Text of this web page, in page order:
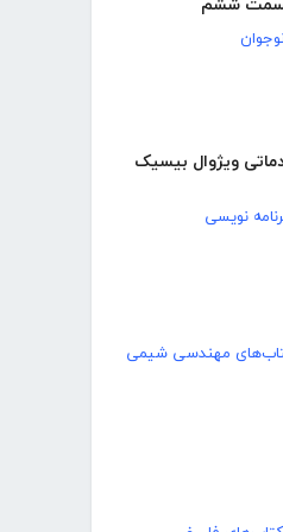
قسمت ششم
ویژوال بیسیک
نویسی
مهندسی شیمی